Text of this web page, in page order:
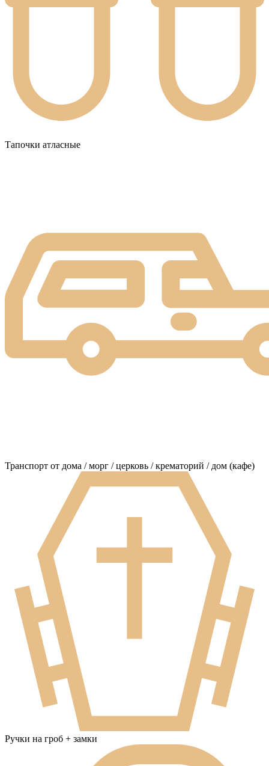
Тапочки атласные
Транспорт от дома / морг / церковь / крематорий / дом (кафе)
Ручки на гроб + замки